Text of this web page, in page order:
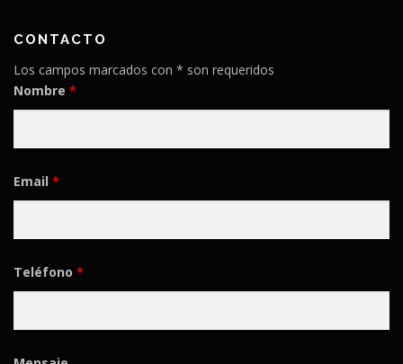
CONTACTO
Los campos marcados con * son requeridos
Nombre *
Email *
Teléfono *